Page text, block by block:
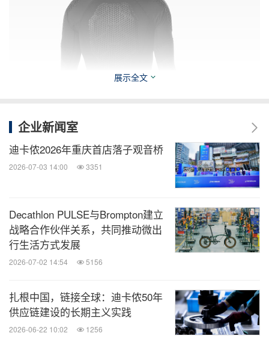
迪卡侬Ghost D30护具装备
迪卡侬携手旗下签约单板滑雪运动员恩佐•瓦拉克斯
合作研发的Endzone 900 PRO - Enzo Valax专业滑雪
板同样备受瞩目。此前，恩佐在媒体分享会上回忆合
需求，而当时品牌尚未推出专业自由式滑雪板。我们
共同打造了这款既满足竞技要求，也适合日常使用的
产品。"他特别指出，迪卡侬团队在设计中充分尊重
展示全文
企业新闻室
迪卡侬2026年重庆首店落子观音桥
2026-07-03 14:00 3351
Decathlon PULSE与Brompton建立
战略合作伙伴关系，共同推动微出
行生活方式发展
2026-07-02 14:54 5156
扎根中国，链接全球：迪卡侬50年
供应链建设的长期主义实践
2026-06-22 10:02 1256